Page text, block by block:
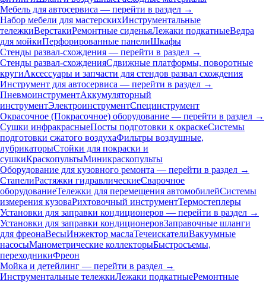
Мебель для автосервиса — перейти в раздел →
Набор мебели для мастерскихИнструментальные
тележкиВерстакиРемонтные сиденьяЛежаки подкатныеВедра
для мойкиПерфорированные панелиШкафы
Стенды развал-схождения — перейти в раздел →
Стенды развал-схожденияСдвижные платформы, поворотные
кругиАксессуары и запчасти для стендов развал схождения
Инструмент для автосервиса — перейти в раздел →
ПневмоинструментАккумуляторный
инструментЭлектроинструментСпецинструмент
Окрасочное (Покрасочное) оборудование — перейти в раздел →
Сушки инфракрасныеПосты подготовки к окраскеСистемы
подготовки сжатого воздухаФильтры воздушные,
лубрикаторыСтойки для покраски и
сушкиКраскопультыМиникраскопульты
Оборудование для кузовного ремонта — перейти в раздел →
СтапелиРастяжки гидравлическиеСварочное
оборудованиеТележки для перемещения автомобилейСистемы
измерения кузоваРихтовочный инструментТермостеплеры
Установки для заправки кондиционеров — перейти в раздел →
Установки для заправки кондиционеровЗаправочные шланги
для фреонаВесыИнжектор маслаТечеискателиВакуумные
насосыМанометрические коллекторыБыстросъемы,
переходникиФреон
Мойка и детейлинг — перейти в раздел →
Инструментальные тележкиЛежаки подкатныеРемонтные